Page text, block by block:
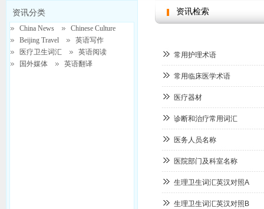
常用护理术语
常用临床医学术语
医疗器材
诊断和治疗常用词汇
医务人员名称
医院部门及科室名称
生理卫生词汇英汉对照A
生理卫生词汇英汉对照B
资讯检索
资讯分类
China News
Chinese Culture
Beijing Travel
英语写作
医疗卫生词汇
英语阅读
国外媒体
英语翻译